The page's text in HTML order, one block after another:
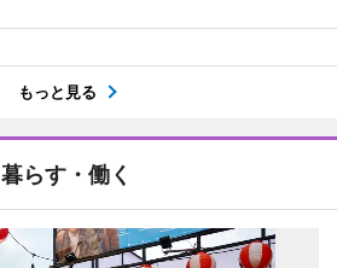
もっと見る
暮らす・働く